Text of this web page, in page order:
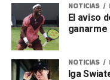
NOTICIAS
El aviso
NOTICIAS
Iga